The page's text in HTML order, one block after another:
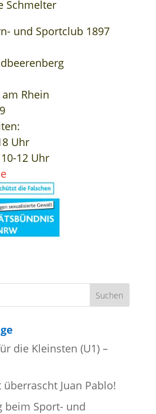
Schmelter
und Sportclub 1897
Rhein
Uhr
12 Uhr
die Kleinsten (U1) –
Juan Pablo!
beim Sport- und